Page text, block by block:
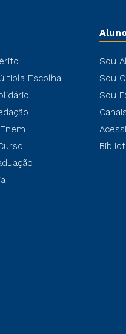
Escolha
Sou
Sou
Sou